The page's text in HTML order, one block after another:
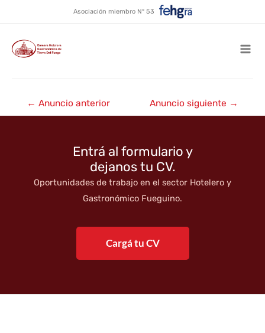
contenido
Asociación miembro N° 53
Hotel Las Hayas Resort
Navegación
de
← Anuncio anterior Anuncio siguiente →
Entrá al formulario y
dejanos tu CV.
Oportunidades de trabajo en el sector Hotelero y
Gastronómico Fueguino.
Cargá tu CV